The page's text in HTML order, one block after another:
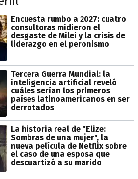
Encuesta rumbo a 2027: cuatro
consultoras midieron el
desgaste de Milei y la crisis de
liderazgo en el peronismo
Tercera Guerra Mundial: la
inteligencia artificial reveló
cuáles serían los primeros
países latinoamericanos en ser
derrotados
La historia real de "Elize:
Sombras de una mujer", la
nueva película de Netflix sobre
el caso de una esposa que
descuartizó a su marido